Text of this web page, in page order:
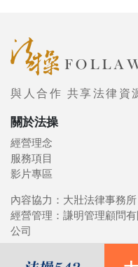
與人合作 共享法律資
關於法操
經營理念
服務項目
影片專區
內容協力：大壯法律事務所
經營管理：謙明管理顧問有
公司